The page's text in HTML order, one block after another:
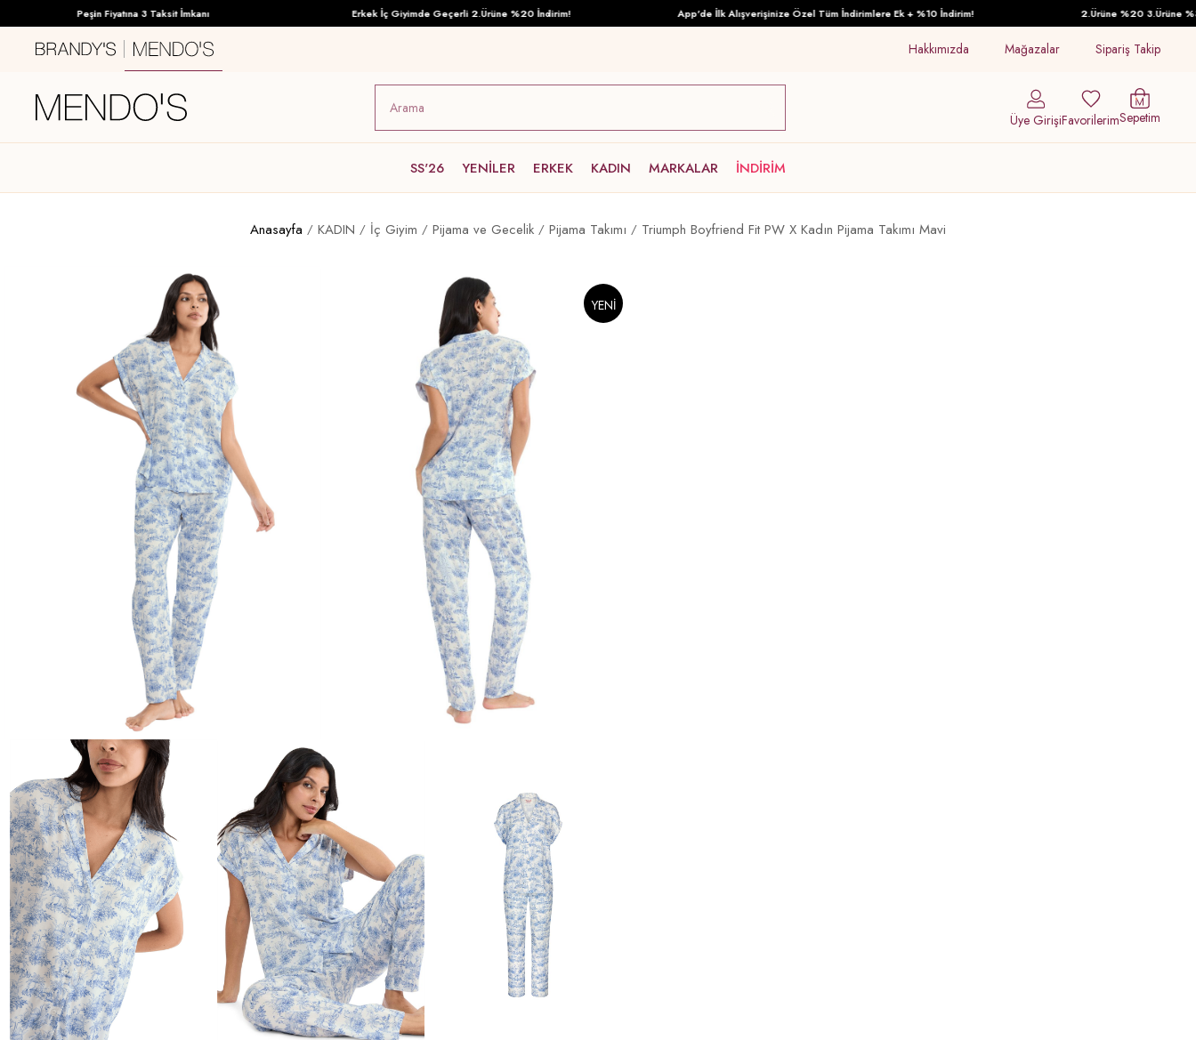
Peşin Fiyatına 3 Taksit İmkanı Erkek İç Giyimde Geçerli 2.Ürüne %20 İndirim! App'de İlk Alışverişinize Özel Tüm İndirimlere Ek + %10 İndirim! 2.Ürüne %20 3.Ürüne %30
Hakkımızda Mağazalar Sipariş Takip
Üye GirişiFavorilerimSepetim
SS'26 YENİLER ERKEK KADIN MARKALAR İNDİRİM
Anasayfa KADIN İç Giyim Pijama ve Gecelik Pijama Takımı Triumph Boyfriend Fit PW X Kadın Pijama Takımı Mavi
YENI